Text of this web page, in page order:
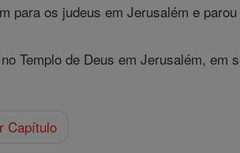
para os judeus em Jerusalém e
Templo de Deus em Jerusalém,
Capítulo